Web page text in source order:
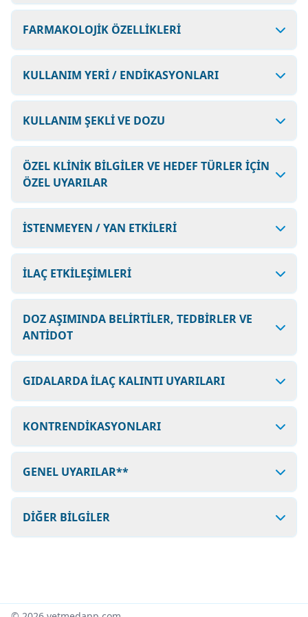
FARMAKOLOJİK ÖZELLİKLERİ
KULLANIM YERİ / ENDİKASYONLARI
KULLANIM ŞEKLİ VE DOZU
ÖZEL KLİNİK BİLGİLER VE HEDEF TÜRLER İÇİN
ÖZEL UYARILAR
İSTENMEYEN / YAN ETKİLERİ
İLAÇ ETKİLEŞİMLERİ
DOZ AŞIMINDA BELİRTİLER, TEDBİRLER VE
ANTİDOT
GIDALARDA İLAÇ KALINTI UYARILARI
KONTRENDİKASYONLARI
GENEL UYARILAR**
DİĞER BİLGİLER